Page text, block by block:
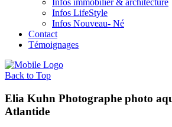
Infos immobilier & architecture
Infos LifeStyle
Infos Nouveau- Né
Contact
Témoignages
Back to Top
Elia Kuhn Photographe photo
Atlantide